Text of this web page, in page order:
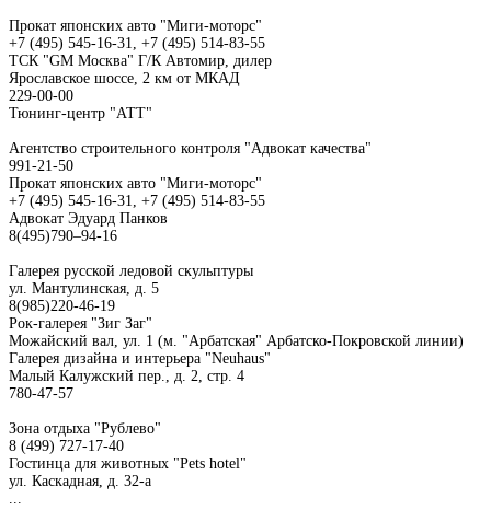
Прокат японских авто "Миги-моторс"
+7 (495) 545-16-31, +7 (495) 514-83-55
ТСК "GM Москва" Г/К Автомир, дилер
Ярославское шоссе, 2 км от МКАД
229-00-00
Тюнинг-центр "АТТ"
Агентство строительного контроля "Адвокат качества"
991-21-50
Прокат японских авто "Миги-моторс"
+7 (495) 545-16-31, +7 (495) 514-83-55
Адвокат Эдуард Панков
8(495)790–94-16
Галерея русской ледовой скульптуры
ул. Мантулинская, д. 5
8(985)220-46-19
Рок-галерея "Зиг Заг"
Можайский вал, ул. 1 (м. "Арбатская" Арбатско-Покровской линии)
Галерея дизайна и интерьера "Neuhaus"
Малый Калужский пер., д. 2, стр. 4
780-47-57
Зона отдыха "Рублево"
8 (499) 727-17-40
Гостинца для животных "Рets hotel"
ул. Каскадная, д. 32-а